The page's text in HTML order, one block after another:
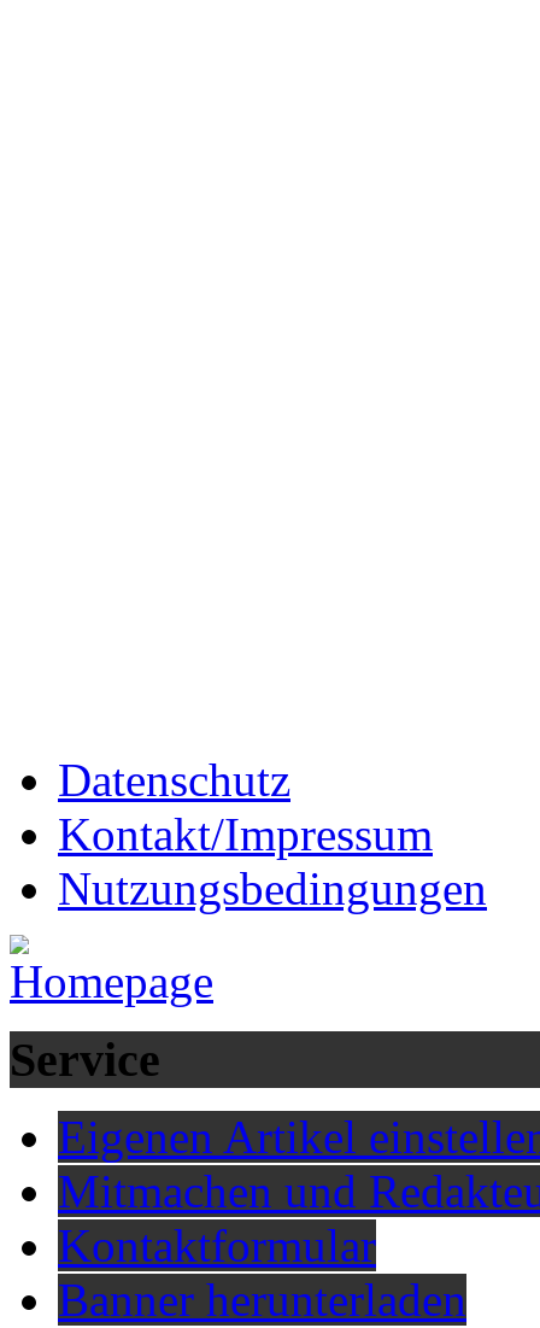
Datenschutz
Kontakt/Impressum
Nutzungsbedingungen
Service
Eigenen Artikel
Mitmachen und
Kontaktformular
Banner herunterladen